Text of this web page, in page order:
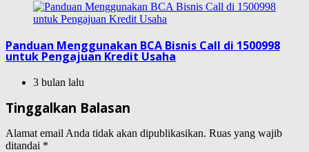
Panduan Menggunakan BCA Bisnis Call di 1500998
untuk Pengajuan Kredit Usaha
3 bulan lalu
Tinggalkan Balasan
Alamat email Anda tidak akan dipublikasikan. Ruas yang wajib
ditandai *